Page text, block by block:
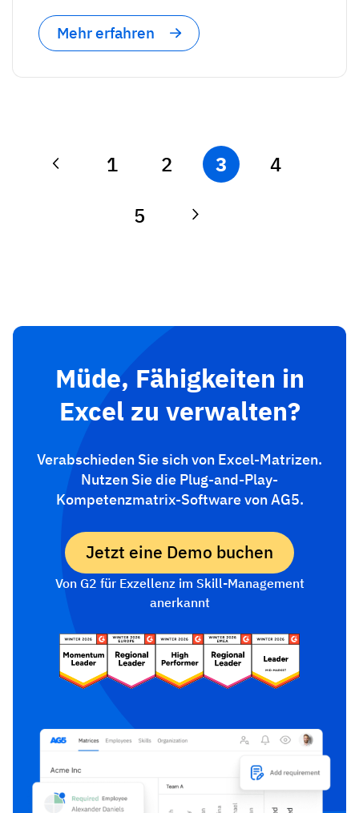
Mehr erfahren
1 2 3
4
5
Müde, Fähigkeiten in
Excel zu verwalten?
Verabschieden Sie sich von Excel-Matrizen.
Nutzen Sie die Plug-and-Play-
Kompetenzmatrix-Software von AG5.
Jetzt eine Demo buchen
Von G2 für Exzellenz im Skill-Management
anerkannt